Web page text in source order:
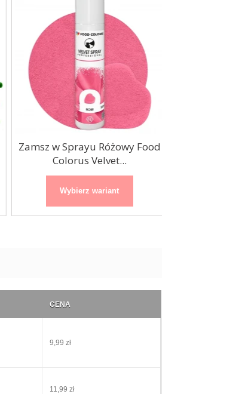
Zamsz w Sprayu Różowy Food
Colorus Velvet...
Wybierz wariant
CENA
9,99 zł
11,99 zł